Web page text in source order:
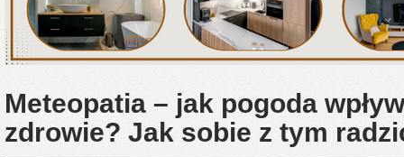
Meteopatia – jak pogoda
zdrowie? Jak sobie z tym